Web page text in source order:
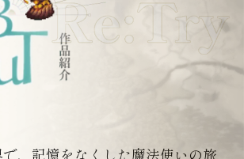
、記憶をなくした魔法使いの旅